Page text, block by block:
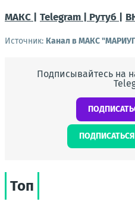
МАКС |
Telegram | Рутуб |
Источник: Канал в МАКС
Подписывайтесь на
ПОДПИСАТЬСЯ
Топ